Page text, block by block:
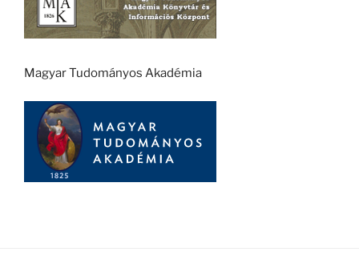
Magyar Tudományos Akadémia